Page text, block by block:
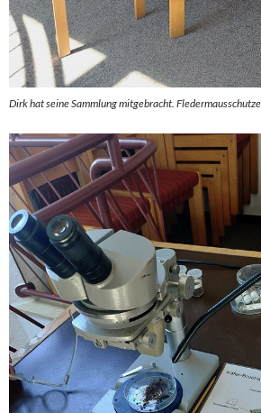
Dirk hat seine Sammlung mitgebracht.